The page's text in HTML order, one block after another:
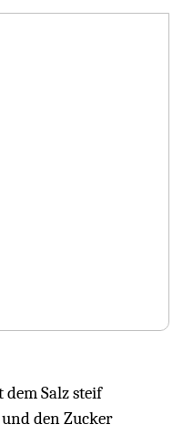
Salz steif
den Zucker